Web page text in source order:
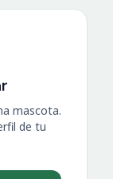
mascota.
de tu